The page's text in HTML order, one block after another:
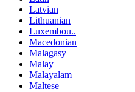
Latvian
Lithuanian
Luxembou..
Macedonian
Malagasy
Malay
Malayalam
Maltese